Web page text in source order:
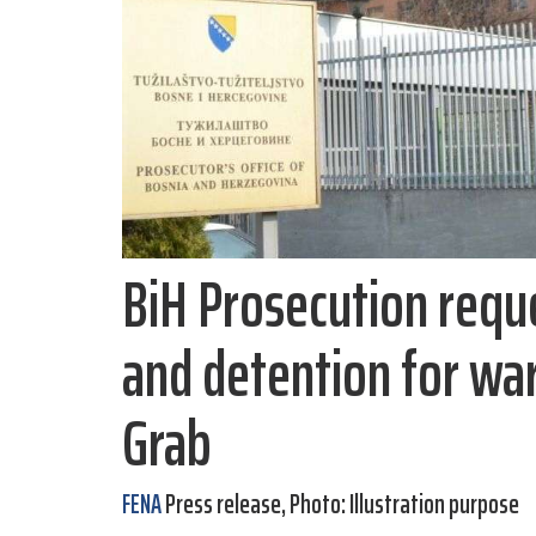
BiH Prosecution
and detention for
Grab
FENAPress release, Photo: Illustration purpose